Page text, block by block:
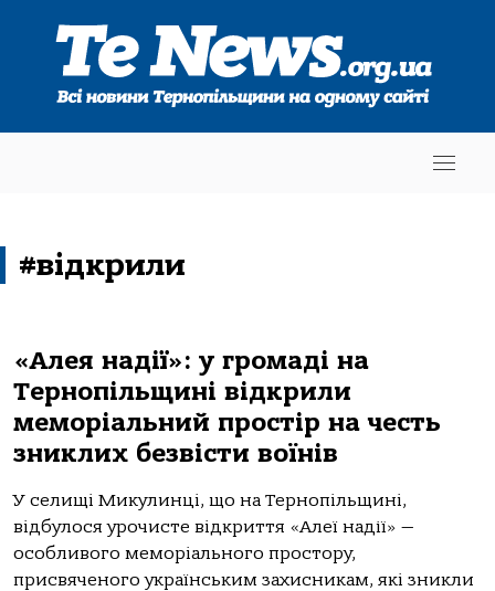
#відкрили
«Алея надії»: у громаді на
Тернопільщині відкрили
меморіальний простір на честь
зниклих безвісти воїнів
У селищі Микулинці, що на Тернопільщині,
відбулося урочисте відкриття «Алеї надії» —
особливого меморіального простору,
присвяченого українським захисникам, які зникли